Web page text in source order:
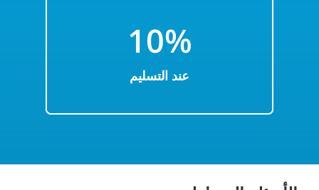
10%
عند التسليم